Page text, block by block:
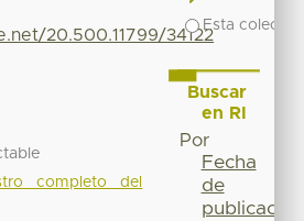
20.500.11799/34122
completo del
Esta
Buscar
en RI
Por
Fecha
de
publicación